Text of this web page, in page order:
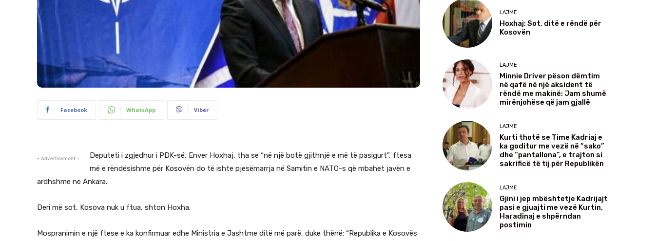
Facebook WhatsApp Viber
- Advertisement -
Deputeti i zgjedhur i PDK-së, Enver Hoxhaj, tha se “në një botë gjithnjë e më të pasigurt”, ftesa
më e rëndësishme për Kosovën do të ishte pjesëmarrja në Samitin e NATO-s që mbahet javën e
ardhshme në Ankara.
Deri më sot, Kosova nuk u ftua, shton Hoxha.
Mospranimin e një ftese e ka konfirmuar edhe Ministria e Jashtme ditë më parë, duke thënë: “Republika e Kosovës
LAJME
Hoxhaj: Sot, ditë e rëndë për
Kosovën
LAJME
Minnie Driver pëson dëmtim
në qafë në një aksident të
rëndë me makinë: Jam shumë
mirënjohëse që jam gjallë
LAJME
Kurti thotë se Time Kadriaj e
ka goditur me vezë në “sako”
dhe “pantallona”, e trajton si
sakrificë të tij për Republikën
LAJME
Gjini i jep mbështetje Kadrijajt
pasi e gjuajti me vezë Kurtin,
Haradinaj e shpërndan
postimin